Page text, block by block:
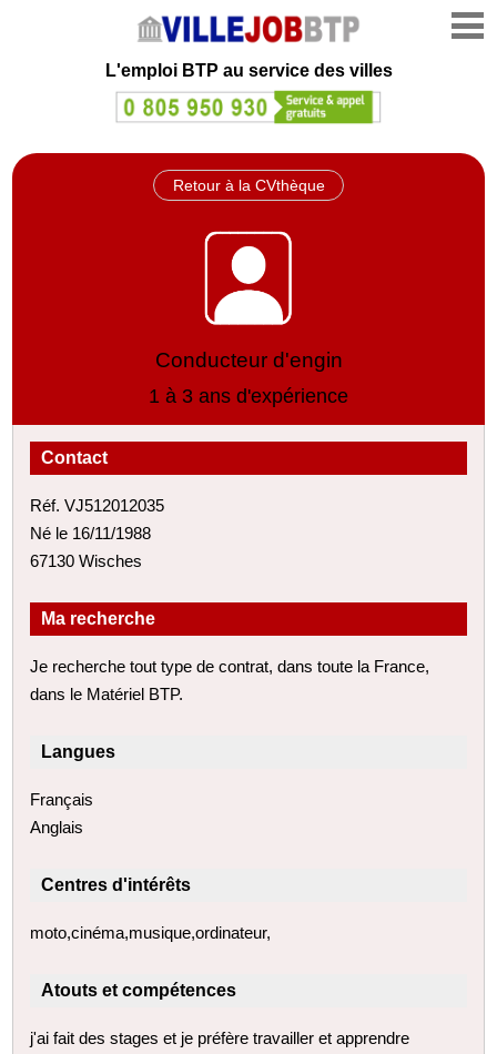
L'emploi BTP au service des villes
Retour à la CVthèque
Conducteur d'engin
1 à 3 ans d'expérience
Contact
Réf. VJ512012035
Né le 16/11/1988
67130 Wisches
Ma recherche
Je recherche tout type de contrat, dans toute la France,
dans le Matériel BTP.
Langues
Français
Anglais
Centres d'intérêts
moto,cinéma,musique,ordinateur,
Atouts et compétences
j'ai fait des stages et je préfère travailler et apprendre